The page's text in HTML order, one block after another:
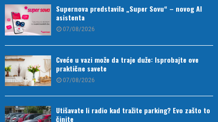
Supernova predstavila „Super Sovu“ – novog AI
asistenta
07/08/2026
Cveće u vazi može da traje duže: Isprobajte ove
praktične savete
07/08/2026
Utišavate li radio kad tražite parking? Evo zašto to
činite